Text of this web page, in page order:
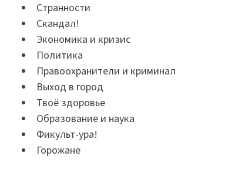
Странности
Скандал!
Экономика и кризис
Политика
Правоохранители и криминал
Выход в город
Твоё здоровье
Образование и наука
Фикульт-ура!
Горожане